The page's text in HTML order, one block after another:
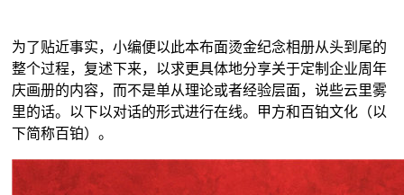
为了贴近事实，小编便以此本布面烫金纪念相册从头到尾的
整个过程，复述下来，以求更具体地分享关于定制企业周年
庆画册的内容，而不是单从理论或者经验层面，说些云里雾
里的话。以下以对话的形式进行在线。甲方和百铂文化（以
下简称百铂）。